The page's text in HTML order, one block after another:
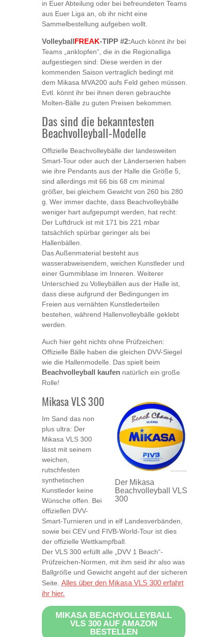
in Euer Abteilung oder bei befreundeten Teams
aus Euer Liga an, ob ihr nicht eine
Sammelbestellung aufgeben wollt.
Volleyball FREAK-TIPP #2:Auch könnt ihr bei
Teams „anklopfen“, die in die Regionalliga
aufgestiegen sind: Diese werden in der
kommenden Saison vertraglich bedingt mit
dem Mikasa MVA200 aufs Feld gehen müssen.
Evtl. könnt ihr bei ihnen deren gebrauchte
Molten-Bälle zu guten Preisen bekommen.
Das sind die bekanntesten
Beachvolleyball-Modelle
Offizielle Beachvolleybälle der landesweiten
Smart-Tour oder auch der Länderserien haben
wie ihre Pendants aus der Halle die Größe 5,
sind allerdings mit 66 bis 68 cm minimal
größer, bei gleichem Gewicht von 260 bis 280
g. Wer immer dachte, dass Beachvolleybälle
weniger hart aufgepumpt werden, hat recht:
Der Luftdruck ist mit 171 bis 221 mbar
tatsächlich spürbar geringer als bei
Hallenbällen.
Das Außenmaterial besteht aus
wasserabweisendem, weichen Kunstleder und
einer Gummiblase im Inneren. Weiterer
Unterschied zu Volleybällen aus der Halle ist,
dass diese aufgrund der Bedingungen im
Freien aus vernähten Kunstlederteilen
bestehen, während Hallenvolleybälle geklebt
werden.
Auch hier geht nichts ohne Prüfzeichen:
Offizielle Bälle haben die gleichen DVV-Siegel
wie die Hallenmodelle. Das spielt beim
Beachvolleyball kaufen natürlich ein große
Rolle!
Der Mikasa
Beachvolleyball VLS
300
Mikasa VLS 300
Im Sand das non
plus ultra: Der
Mikasa VLS 300
lässt mit seinem
weichen,
rutschfesten
synthetischen
Kunstleder keine
Wünsche offen. Bei
offiziellen DVV-
Smart-Turnieren und in elf Landesverbänden,
sowie bei CEV und FIVB-World-Tour ist dies
der offizielle Wettkampfball.
Der VLS 300 erfüllt alle „DVV 1 Beach“-
Prüfzeichen-Normen, mit ihm seid ihr also was
Ballgröße und Gewicht angeht auf der sicheren
Seite. Alles über den Mikasa VLS 300 erfahrt
ihr hier.
MIKASA BEACHVOLLEYBALL
VLS 300 AUF AMAZON
BESTELLEN